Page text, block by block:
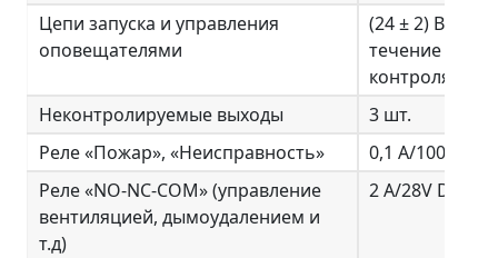
Цепи запуска и управления
оповещателями
(24 ± 2) В/1 А
течение 2 с),
контроля 1,5
Неконтролируемые выходы
3 шт.
Реле «Пожар», «Неисправность»
0,1 А/100 В
Реле «NO-NC-COM» (управление
вентиляцией, дымоудалением и
т.д)
2 А/28V DC